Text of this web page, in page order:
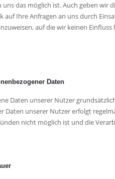
uns das möglich ist. Auch geben
Ihre Anfragen an uns durch
auf die wir keinen
Daten
Daten unserer Nutzer
Daten unserer Nutzer erfolgt
nicht möglich ist und die